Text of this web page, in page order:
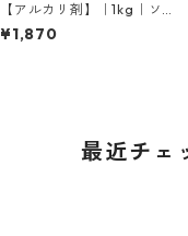
【アルカリ剤】｜1kg｜ソー
ダ灰（炭酸ナトリウム）
¥1,870
最近チェ